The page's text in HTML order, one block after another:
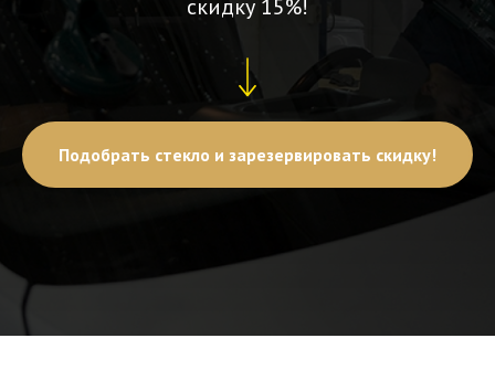
скидку 15%!
Подобрать стекло и зарезервировать скидку!